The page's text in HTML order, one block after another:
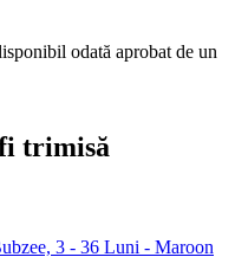
odată aprobat de un
fi trimisă